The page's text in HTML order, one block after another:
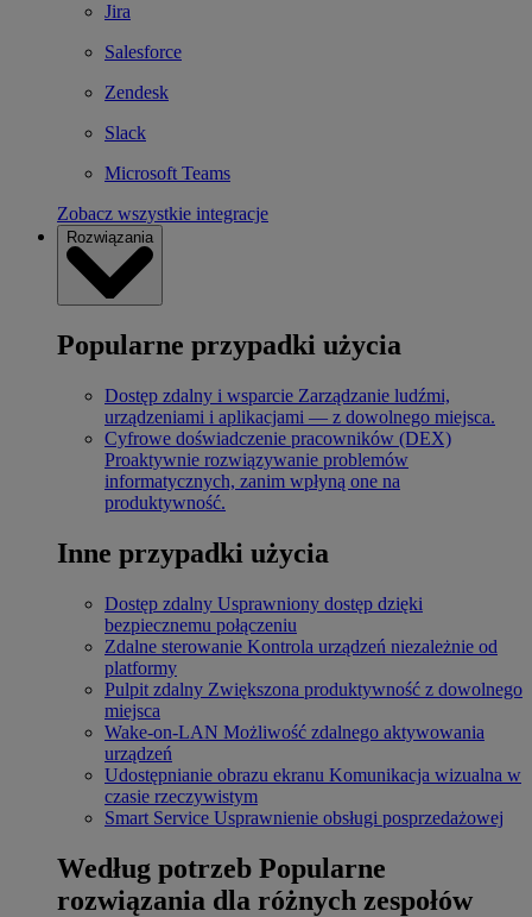
Jira
Salesforce
Zendesk
Slack
Microsoft Teams
Zobacz wszystkie integracje
Rozwiązania
Popularne przypadki użycia
Dostęp zdalny i wsparcie Zarządzanie ludźmi,
urządzeniami i aplikacjami — z dowolnego miejsca.
Cyfrowe doświadczenie pracowników (DEX)
Proaktywnie rozwiązywanie problemów
informatycznych, zanim wpłyną one na
produktywność.
Inne przypadki użycia
Dostęp zdalny Usprawniony dostęp dzięki
bezpiecznemu połączeniu
Zdalne sterowanie Kontrola urządzeń niezależnie od
platformy
Pulpit zdalny Zwiększona produktywność z dowolnego
miejsca
Wake-on-LAN Możliwość zdalnego aktywowania
urządzeń
Udostępnianie obrazu ekranu Komunikacja wizualna w
czasie rzeczywistym
Smart Service Usprawnienie obsługi posprzedażowej
Według potrzeb Popularne
rozwiązania dla różnych zespołów